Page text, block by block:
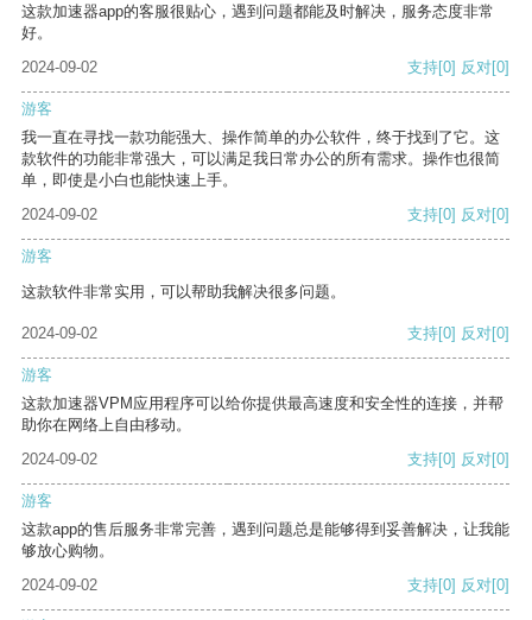
这款加速器app的客服很贴心，遇到问题都能及时解决，服务态度非常
好。
2024-09-02
支持[0] 反对[0]
游客
我一直在寻找一款功能强大、操作简单的办公软件，终于找到了它。这
款软件的功能非常强大，可以满足我日常办公的所有需求。操作也很简
单，即使是小白也能快速上手。
2024-09-02
支持[0] 反对[0]
游客
这款软件非常实用，可以帮助我解决很多问题。
2024-09-02 支持[0] 反对[0]
游客
这款加速器VPM应用程序可以给你提供最高速度和安全性的连接，并帮
助你在网络上自由移动。
2024-09-02
支持[0] 反对[0]
游客
这款app的售后服务非常完善，遇到问题总是能够得到妥善解决，让我能
够放心购物。
2024-09-02
支持[0] 反对[0]